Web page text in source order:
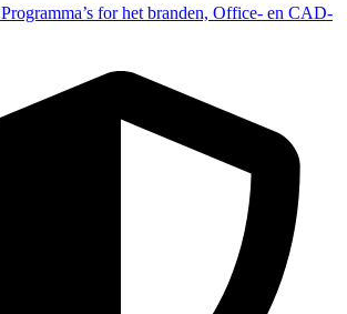
Programma’s for het branden, Office- en CAD-